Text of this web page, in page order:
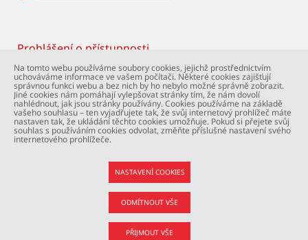
Footer
Prohlášení o přístupnosti
© Univerzita Karlova – 2. lékařská fakulta. Všechna
práva vyhrazena. Foto: 2. LF a Shutterstock.com.
Podpora webu:webmaster@lfmotol.cuni.cz
Na tomto webu používáme soubory cookies, jejichž prostřednictvím
uchováváme informace ve vašem počítači. Některé cookies zajišťují
správnou funkci webu a bez nich by ho nebylo možné správně zobrazit.
Jiné cookies nám pomáhají vylepšovat stránky tím, že nám dovolí
nahlédnout, jak jsou stránky používány. Cookies používáme na základě
vašeho souhlasu – ten vyjadřujete tak, že svůj internetový prohlížeč máte
nastaven tak, že ukládání těchto cookies umožňuje. Pokud si přejete svůj
souhlas s používáním cookies odvolat, změňte příslušné nastavení svého
internetového prohlížeče.
NASTAVENÍ COOKIES
ODMÍTNOUT VŠE
PŘIJMOUT VŠE